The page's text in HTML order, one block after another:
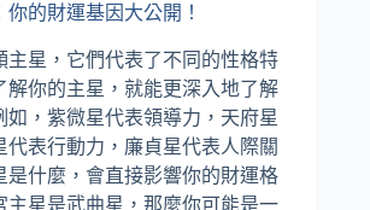
的財運基因大公開！
主星，它們代表了不同的性格特
解你的主星，就能更深入地了解
如，紫微星代表領導力，天府星
代表行動力，廉貞星代表人際關
是什麼，會直接影響你的財運格
主星是武曲星，那麼你可能是一